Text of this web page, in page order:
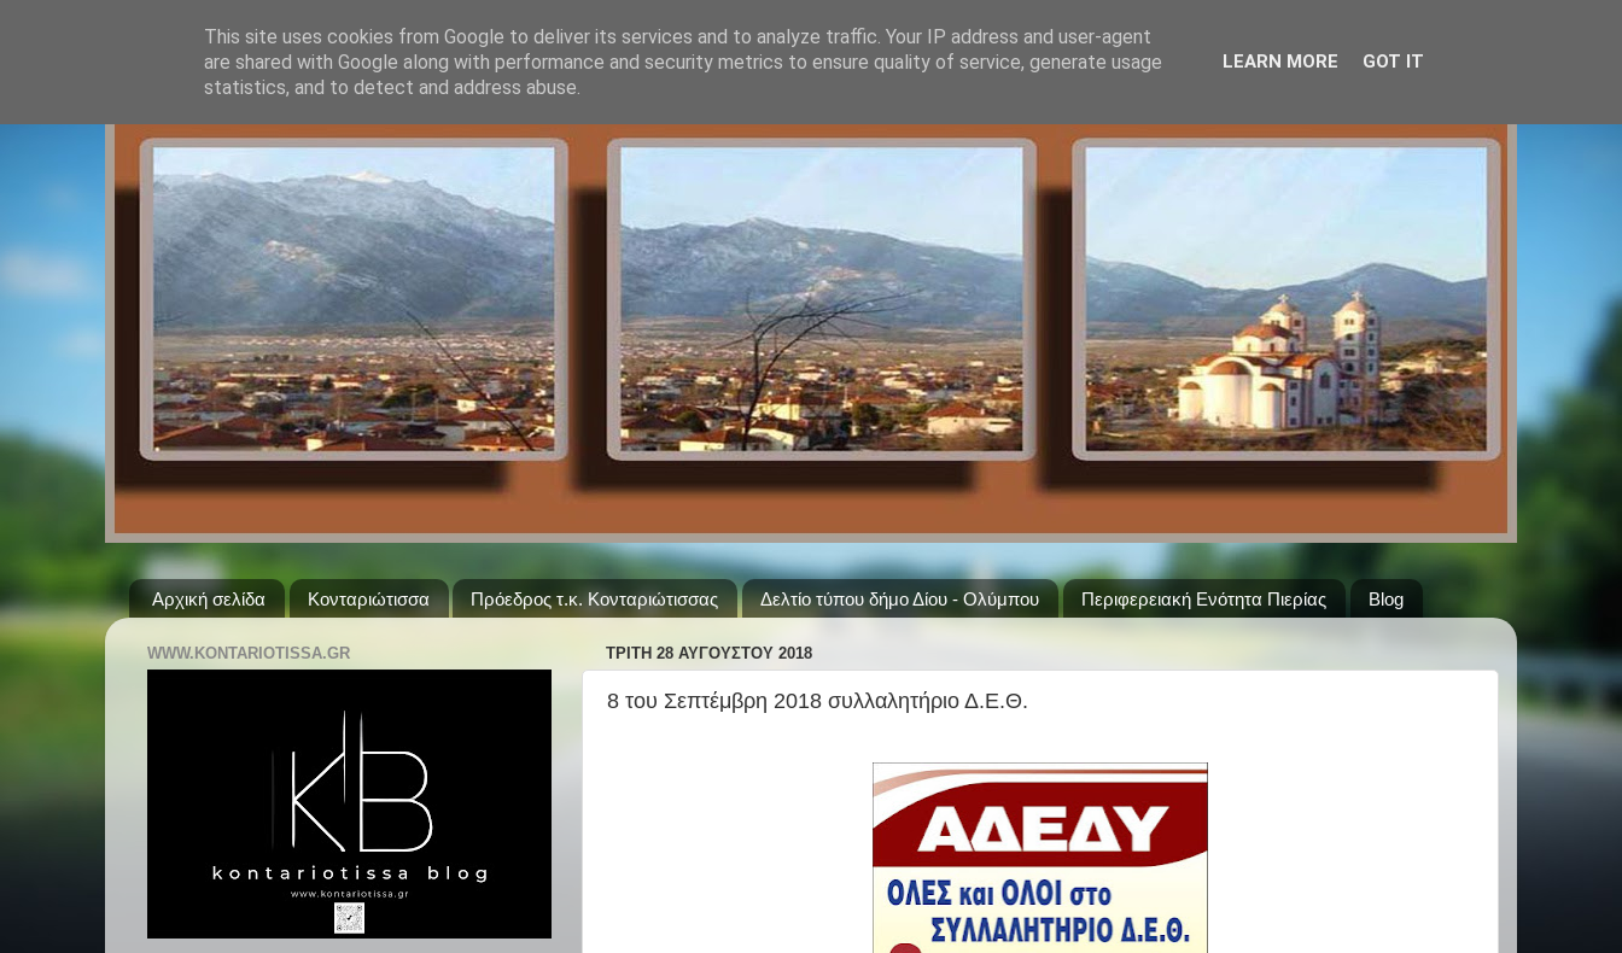
Αρχική σελίδα Κονταριώτισσα Πρόεδρος τ.κ. Κονταριώτισσας Δελτίο τύπου δήμο Δίου - Ολύμπου Περιφερειακή Ενότητα Πιερίας Blog
ΤΡΊΤΗ 28 ΑΥΓΟΎΣΤΟΥ 2018
8 του Σεπτέμβρη 2018 συλλαλητήριο Δ.Ε.Θ.
WWW.KONTARIOTISSA.GR
This site uses cookies from Google to deliver its services and to analyze traffic. Your IP address and user-agent
are shared with Google along with performance and security metrics to ensure quality of service, generate usage
statistics, and to detect and address abuse.
LEARN MORE GOT IT